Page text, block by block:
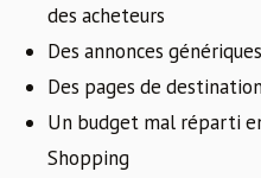
des acheteurs
Des annonces
Des pages de
Un budget mal réparti
Shopping